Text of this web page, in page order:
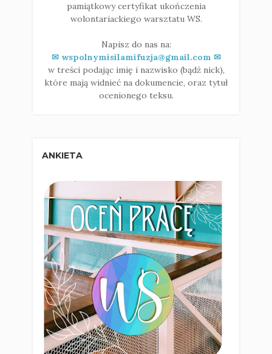
pamiątkowy certyfikat ukończenia
wolontariackiego warsztatu WS.
Napisz do nas na:
✉ wspolnymisilamifuzja@gmail.com ✉
w treści podając imię i nazwisko (bądź nick),
które mają widnieć na dokumencie, oraz tytuł
ocenionego teksu.
ANKIETA